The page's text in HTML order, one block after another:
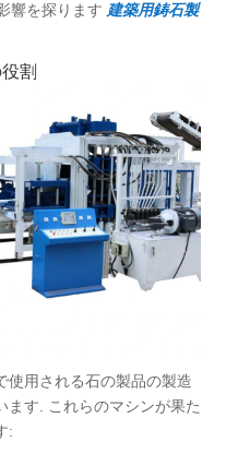
響を探ります 建築用鋳石製
割
使用される石の製品の製造
ます. これらのマシンが果た
: